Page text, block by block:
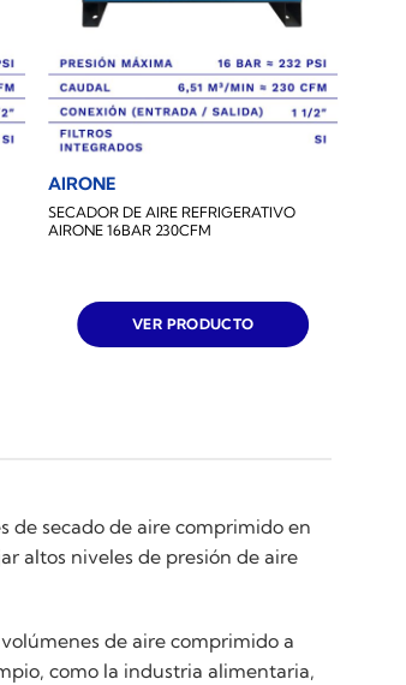
AIRONE
SECADOR DE AIRE REFRIGERATIVO
AIRONE 16BAR 230CFM
VER PRODUCTO
de secado de aire comprimido en
altos niveles de presión de aire
de aire comprimido a
como la industria alimentaria,